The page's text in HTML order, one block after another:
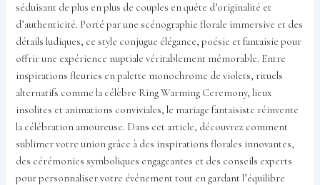
séduisant de plus en plus de couples en quête d’originalité et
d’authenticité. Porté par une scénographie florale immersive et des
détails ludiques, ce style conjugue élégance, poésie et fantaisie pour
offrir une expérience nuptiale véritablement mémorable. Entre
inspirations fleuries en palette monochrome de violets, rituels
alternatifs comme la célèbre Ring Warming Ceremony, lieux
insolites et animations conviviales, le mariage fantaisiste réinvente
la célébration amoureuse. Dans cet article, découvrez comment
sublimer votre union grâce à des inspirations florales innovantes,
des cérémonies symboliques engageantes et des conseils experts
pour personnaliser votre événement tout en gardant l’équilibre